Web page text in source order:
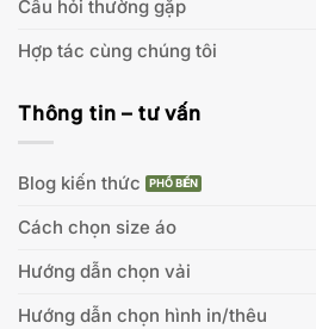
Câu hỏi thường gặp
Hợp tác cùng chúng tôi
Thông tin – tư vấn
Blog kiến thức
Cách chọn size áo
Hướng dẫn chọn vải
Hướng dẫn chọn hình in/thêu